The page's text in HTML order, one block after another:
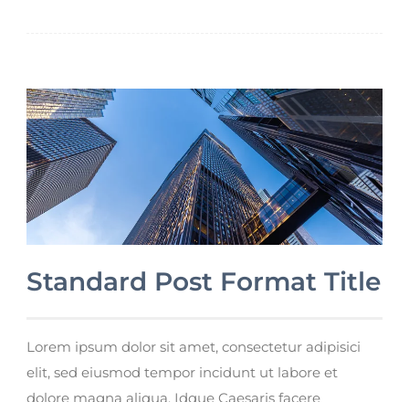
Standard Post Format Title
Lorem ipsum dolor sit amet, consectetur adipisici
elit, sed eiusmod tempor incidunt ut labore et
dolore magna aliqua. Idque Caesaris facere